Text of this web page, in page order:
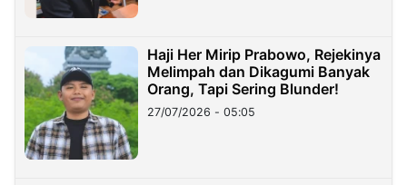
Haji Her Mirip Prabowo, Rejekinya
Melimpah dan Dikagumi Banyak
Orang, Tapi Sering Blunder!
27/07/2026 - 05:05